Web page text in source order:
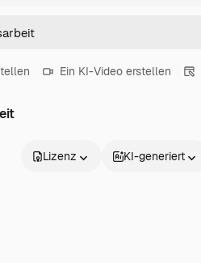
Ein KI-Video erstellen
Lizenz KI-generiert